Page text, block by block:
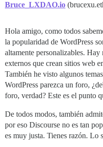
Bruce_LXDAO.io
Hola amigo, como todos
la popularidad de WordPress
altamente personalizables.
externos que crean sitios web
También he visto algunos
WordPress parezca un foro,
foro, verdad? Este es el punto
De todos modos, también
por eso Discourse no es tan
es muy justa. Tienes razón. Lo